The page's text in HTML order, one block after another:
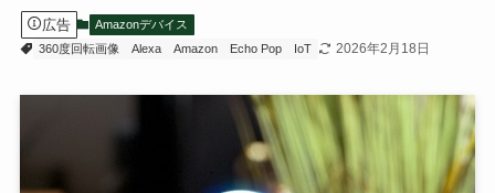
広告
Amazonデバイス
360度回転画像
Alexa Amazon Echo Pop IoT 2026年2月18日